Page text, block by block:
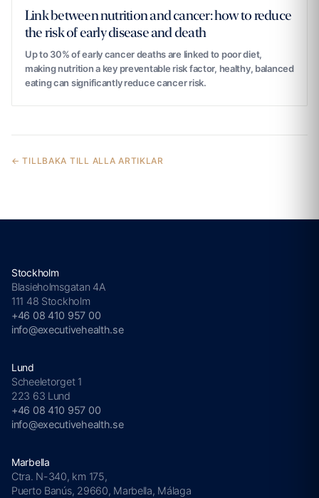
Link between nutrition and cancer: how to reduce
the risk of early disease and death
Up to 30% of early cancer deaths are linked to poor diet,
making nutrition a key preventable risk factor, healthy, balanced
eating can significantly reduce cancer risk.
← TILLBAKA TILL ALLA ARTIKLAR
Stockholm
Blasieholmsgatan 4A
111 48 Stockholm
+46 08 410 957 00
info@executivehealth.se
Lund
Scheeletorget 1
223 63 Lund
+46 08 410 957 00
info@executivehealth.se
Marbella
Ctra. N-340, km 175,
Puerto Banús, 29660, Marbella, Málaga